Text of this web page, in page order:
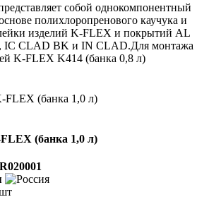
собой однокомпонентный
полихлоропренового каучука и
изделий K-FLEX и покрытий AL
CLAD BK и IN CLAD.Для монтажа
K-FLEX K414 (банка 0,8 л)
(банка 1,0 л)